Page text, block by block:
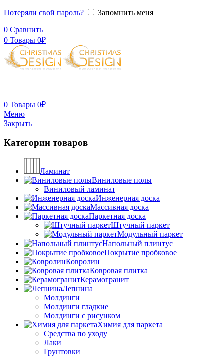
Потеряли свой пароль?
Запомнить меня
0 Сравнить
0 Товары 0₽
0 Товары 0₽
Меню
Закрыть
Категории товаров
Ламинат
Виниловые полы
Виниловый ламинат
Инженерная доска
Массивная доска
Паркетная доска
Штучный паркет
Модульный паркет
Напольный плинтус
Покрытие пробковое
Ковролин
Ковровая плитка
Керамогранит
Лепнина
Молдинги
Молдинги гладкие
Молдинги с рисунком
Химия для паркета
Средства по уходу
Лаки
Грунтовки